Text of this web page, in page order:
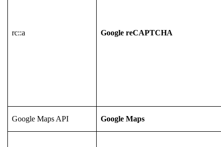
rc::a Google reCAPTCHA
Google Maps API Google Maps